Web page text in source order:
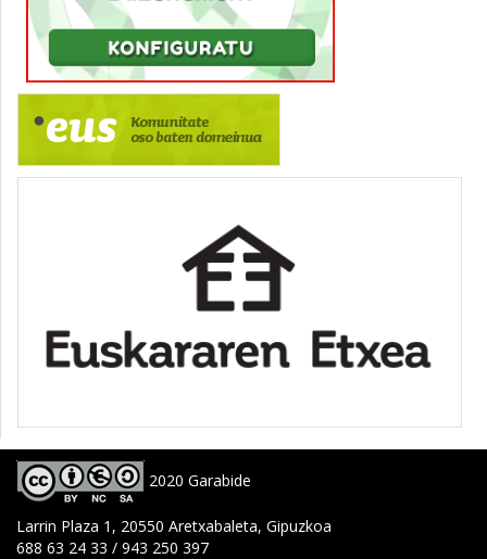
2020 Garabide
Larrin Plaza 1, 20550 Aretxabaleta, Gipuzkoa
688 63 24 33 / 943 250 397